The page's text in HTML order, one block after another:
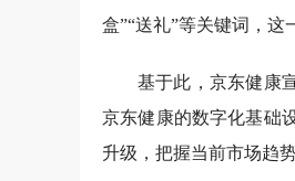
盒”“送礼”等关键词，这
基于此，京东健康
京东健康的数字化基础
升级，把握当前市场趋势